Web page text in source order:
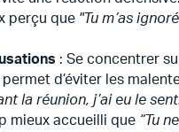
perçu que "Tu m’as
: Se concentrer
permet d’éviter les
la réunion, j’ai eu le
mieux accueilli que “Tu